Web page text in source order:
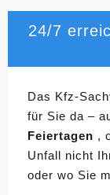
24/7
Das Kfz-
für Sie da –
Feiertagen ,
Unfall nicht
oder wo Sie